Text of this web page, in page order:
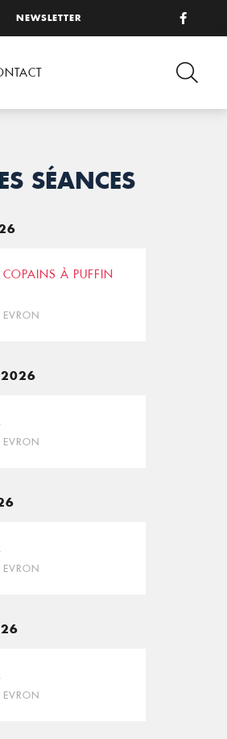
NEWSLETTER
SÉANCES
À PUFFIN
EVRON
2026
EVRON
EVRON
EVRON